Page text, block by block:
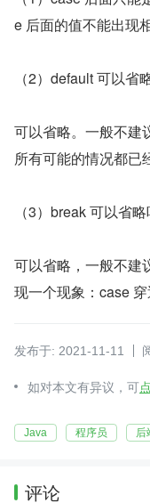
e 后面的值不能出现
（2）default 可以省
可以省略。一般不建
所有可能的情况都已
（3）break 可以省
可以省略，一般不建
现一个现象：case 穿
发布于: 2021-11-11
如对本文有异议，可
Java 程序员 后
评论